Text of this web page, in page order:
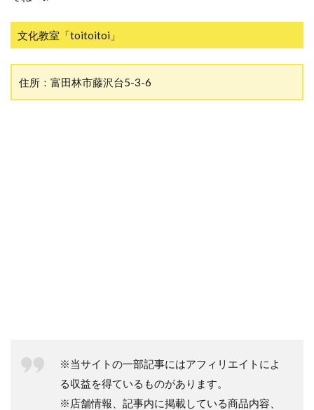
文化教室「toitoitoi」
住所：富田林市藤沢台5-3-6
※当サイトの一部記事にはアフィリエイトによ
る収益を得ているものがあります。
※店舗情報、記事内に掲載している商品内容、